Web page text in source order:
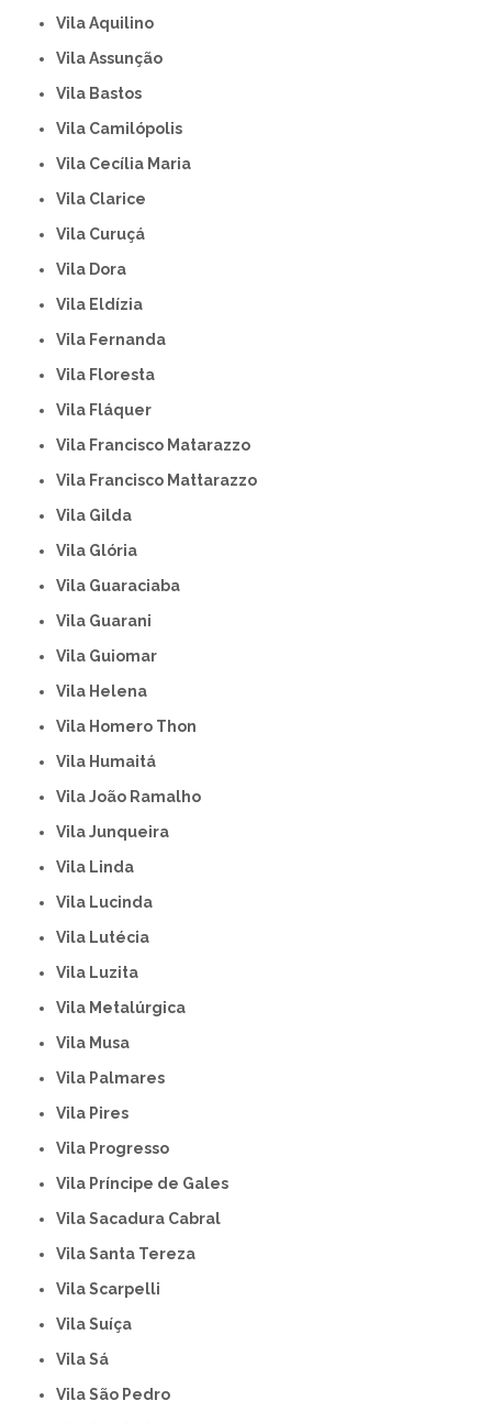
Vila Aquilino
Vila Assunção
Vila Bastos
Vila Camilópolis
Vila Cecília Maria
Vila Clarice
Vila Curuçá
Vila Dora
Vila Eldízia
Vila Fernanda
Vila Floresta
Vila Fláquer
Vila Francisco Matarazzo
Vila Francisco Mattarazzo
Vila Gilda
Vila Glória
Vila Guaraciaba
Vila Guarani
Vila Guiomar
Vila Helena
Vila Homero Thon
Vila Humaitá
Vila João Ramalho
Vila Junqueira
Vila Linda
Vila Lucinda
Vila Lutécia
Vila Luzita
Vila Metalúrgica
Vila Musa
Vila Palmares
Vila Pires
Vila Progresso
Vila Príncipe de Gales
Vila Sacadura Cabral
Vila Santa Tereza
Vila Scarpelli
Vila Suíça
Vila Sá
Vila São Pedro